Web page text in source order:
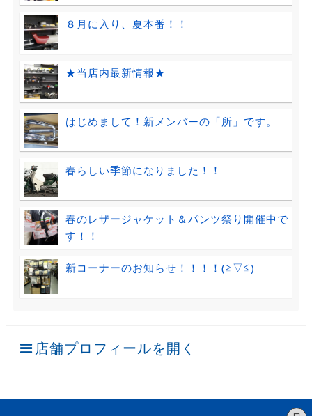
８月に入り、夏本番！！
★当店内最新情報★
はじめまして！新メンバーの「所」です。
春らしい季節になりました！！
春のレザージャケット＆パンツ祭り開催中で
す！！
新コーナーのお知らせ！！！！(≧▽≦)
店舗プロフィールを開く